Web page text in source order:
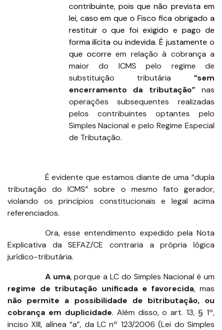
contribuinte, pois que não prevista em
lei, caso em que o Fisco fica obrigado a
restituir o que foi exigido e pago de
forma ilícita ou indevida. É justamente o
que ocorreem relação à cobrança a
maior do ICMS pelo regime de
substituição tributária “sem
encerramento da tributação” nas
operações subsequentes realizadas
pelos contribuintes optantes pelo
Simples Nacional e pelo Regime Especial
de Tributação.
É evidente que estamos diante de uma “dupla
tributação do ICMS” sobre o mesmo fato gerador,
violando os princípios constitucionais e legal acima
referenciados.
Ora, esse entendimento expedido pela Nota
Explicativa da SEFAZ/CE contraria a própria lógica
jurídico-tributária.
A uma, porque a LC do Simples Nacional é um
regime de tributação unificada e favorecida, mas
não permite a possibilidade de bitributação, ou
cobrança em duplicidade. Além disso, o art. 13, § 1º,
inciso XIII, alínea “a”, da LC nº 123/2006 (Lei do Simples